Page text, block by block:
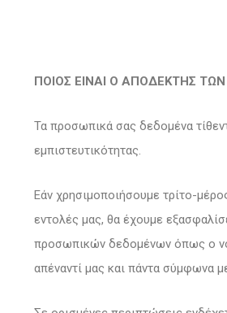
ΠΟΙΟΣ ΕΙΝΑΙ Ο ΑΠΟΔΕΚΤΗΣ
Τα προσωπικά σας δεδομένα
εμπιστευτικότητας.
Εάν χρησιμοποιήσουμε τρίτο-
εντολές μας, θα έχουμε
προσωπικών δεδομένων όπως ο
απέναντί μας και πάντα σύμφωνα